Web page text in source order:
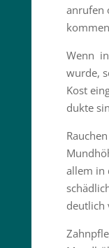
anrufen
Wenn
wurde,
Kost
dukte
allem in
deutlich